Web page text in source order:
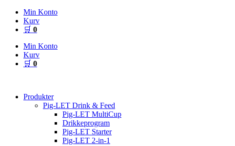
Videre
indhold
Min Konto
Kurv
🛒 0
Min Konto
Kurv
🛒 0
Produkter
Pig-LET Drink & Feed
Pig-LET MultiCup
Drikkeprogram
Pig-LET Starter
Pig-LET 2-in-1